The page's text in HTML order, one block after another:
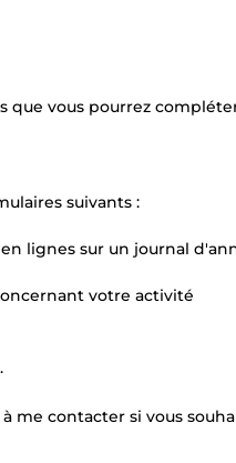
que vous pourrez
suivants :
lignes sur un journal
votre activité
me contacter si vous